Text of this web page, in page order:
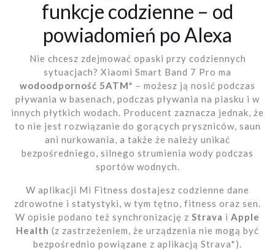
funkcje codzienne – od
powiadomień po Alexa
Nie chcesz zdejmować opaski przy codziennych
sytuacjach? Xiaomi Smart Band 7 Pro ma
wodoodporność 5ATM* – możesz ją nosić podczas
pływania w basenach, podczas pływania na piasku i w
innych płytkich wodach. Producent zaznacza jednak, że
to nie jest rozwiązanie do gorących pryszniców, saun
ani nurkowania, a także że należy unikać
bezpośredniego, silnego strumienia wody podczas
sportów wodnych.
W aplikacji Mi Fitness dostajesz codzienne dane
zdrowotne i statystyki, w tym tętno, fitness oraz sen.
W opisie podano też synchronizację z Strava i Apple
Health (z zastrzeżeniem, że urządzenia nie mogą być
bezpośrednio powiązane z aplikacją Strava*).